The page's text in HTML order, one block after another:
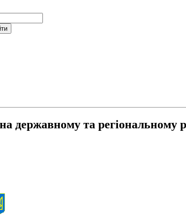
державному та регіональному